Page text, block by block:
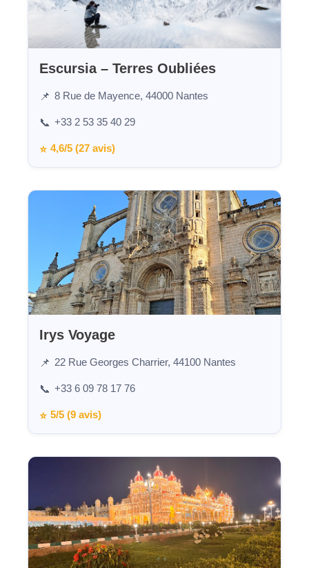
Escursia – Terres Oubliées
📌 8 Rue de Mayence, 44000 Nantes
📞 +33 2 53 35 40 29
⭐ 4,6/5 (27 avis)
Irys Voyage
📌 22 Rue Georges Charrier, 44100 Nantes
📞 +33 6 09 78 17 76
⭐ 5/5 (9 avis)